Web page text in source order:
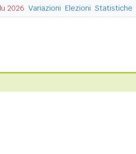
2026 Variazioni Elezioni Statistiche